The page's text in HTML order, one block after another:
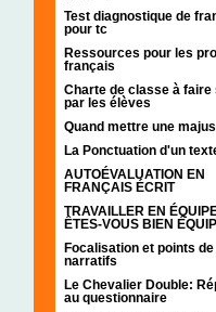
Test diagnostique de
pour tc
Ressources pour les
français
Charte de classe à faire
par les élèves
Quand mettre une
La Ponctuation d'un
AUTOÉVALUATION EN
FRANÇAIS ÉCRIT
TRAVAILLER EN
ÊTES-VOUS BIEN
Focalisation et points
narratifs
Le Chevalier Double:
au questionnaire